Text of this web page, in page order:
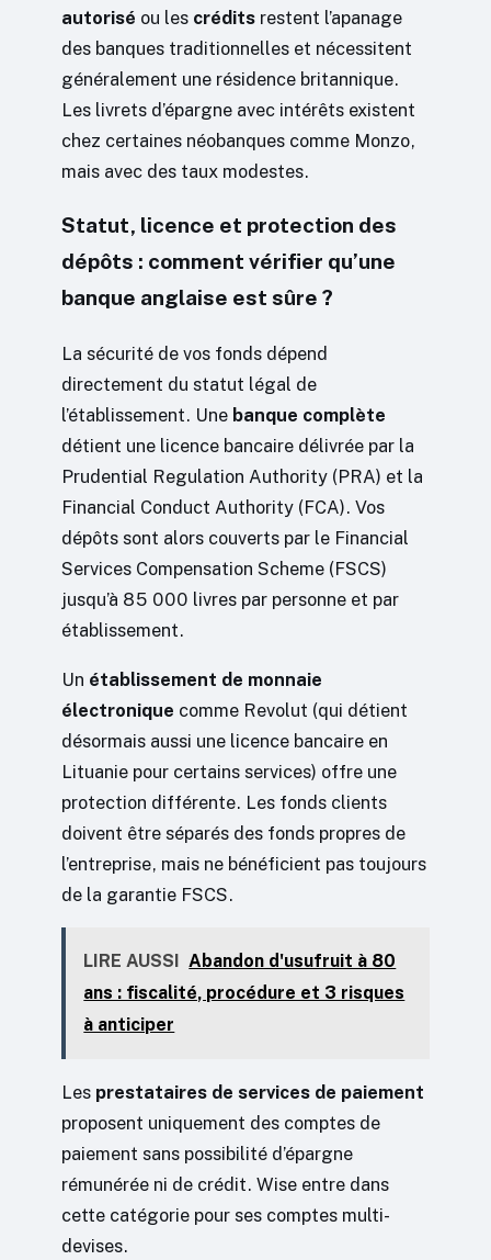
autorisé ou les crédits restent l’apanage
des banques traditionnelles et nécessitent
généralement une résidence britannique.
Les livrets d’épargne avec intérêts existent
chez certaines néobanques comme Monzo,
mais avec des taux modestes.
Statut, licence et protection des
dépôts : comment vérifier qu’une
banque anglaise est sûre ?
La sécurité de vos fonds dépend
directement du statut légal de
l’établissement. Une banque complète
détient une licence bancaire délivrée par la
Prudential Regulation Authority (PRA) et la
Financial Conduct Authority (FCA). Vos
dépôts sont alors couverts par le Financial
Services Compensation Scheme (FSCS)
jusqu’à 85 000 livres par personne et par
établissement.
Un établissement de monnaie
électronique comme Revolut (qui détient
désormais aussi une licence bancaire en
Lituanie pour certains services) offre une
protection différente. Les fonds clients
doivent être séparés des fonds propres de
l’entreprise, mais ne bénéficient pas toujours
de la garantie FSCS.
LIRE AUSSI
Abandon d'usufruit à 80
ans : fiscalité, procédure et 3 risques
à anticiper
Les prestataires de services de paiement
proposent uniquement des comptes de
paiement sans possibilité d’épargne
rémunérée ni de crédit. Wise entre dans
cette catégorie pour ses comptes multi-
devises.